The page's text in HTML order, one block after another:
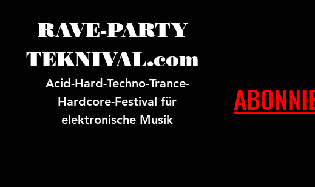
RAVE-PARTY
TEKNIVAL.com
Acid-Hard-Techno-Trance-
Hardcore-Festival für
elektronische Musik